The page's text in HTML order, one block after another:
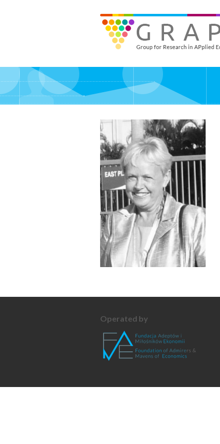
GRAPE - Group for Research in APplied Economics
Operated by